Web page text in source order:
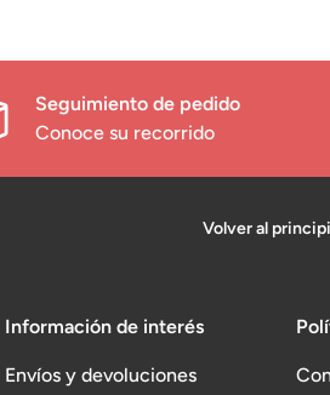
Seguimiento de pedido
Conoce su recorrido
Volver al
Información de interés
Envíos y devoluciones